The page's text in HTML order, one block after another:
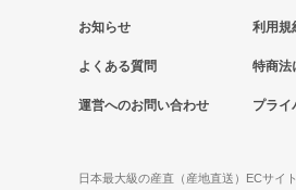
お知らせ
よくある質問
運営へのお問い合わせ
利用規
特商法
プライ
日本最大級の産直（産地直送）ECサイ